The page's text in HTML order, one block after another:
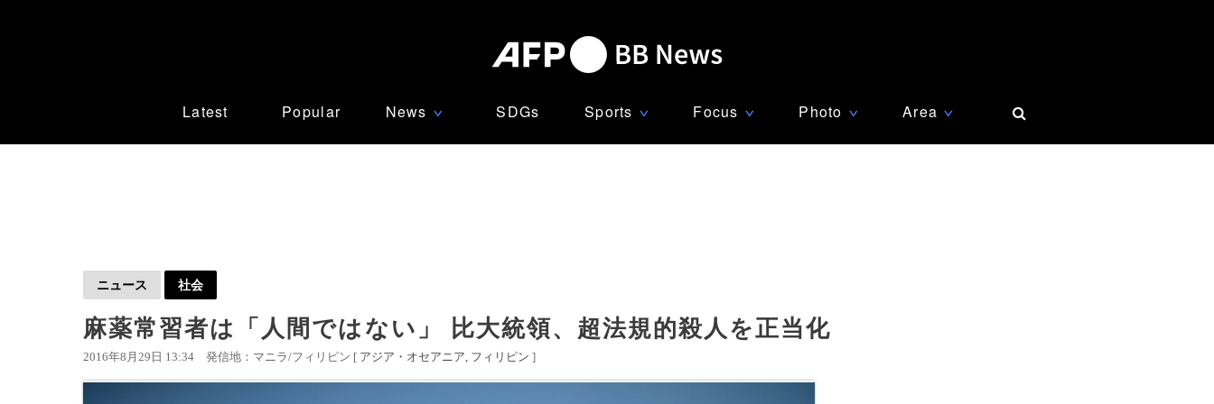
Latest Popular News ∨ SDGs Sports ∨ Focus ∨ Photo ∨ Area ∨
ニュース 社会
麻薬常習者は「人間ではない」 比大統領、超法規的殺人を正当化
2016年8月29日 13:34 発信地：マニラ/フィリピン [ アジア・オセアニア フィリピン ]